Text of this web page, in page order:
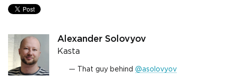
Alexander Solovyov
Kasta
That guy behind @asolovyov